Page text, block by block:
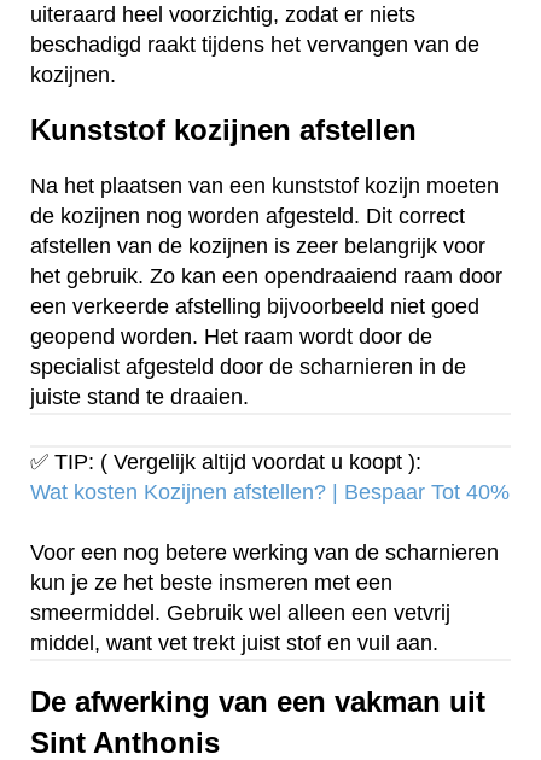
uiteraard heel voorzichtig, zodat er niets
beschadigd raakt tijdens het vervangen van de
kozijnen.
Kunststof kozijnen afstellen
Na het plaatsen van een kunststof kozijn moeten
de kozijnen nog worden afgesteld. Dit correct
afstellen van de kozijnen is zeer belangrijk voor
het gebruik. Zo kan een opendraaiend raam door
een verkeerde afstelling bijvoorbeeld niet goed
geopend worden. Het raam wordt door de
specialist afgesteld door de scharnieren in de
juiste stand te draaien.
✅ TIP: ( Vergelijk altijd voordat u koopt ):
Wat kosten Kozijnen afstellen? | Bespaar Tot 40%‎
Voor een nog betere werking van de scharnieren
kun je ze het beste insmeren met een
smeermiddel. Gebruik wel alleen een vetvrij
middel, want vet trekt juist stof en vuil aan.
De afwerking van een vakman uit
Sint Anthonis